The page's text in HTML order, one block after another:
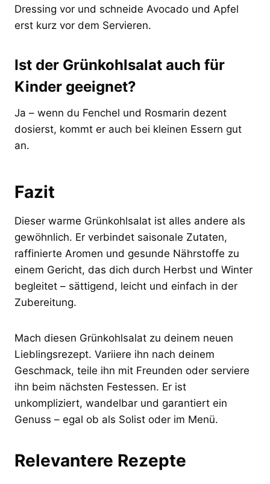
Dressing vor und schneide Avocado und Apfel
erst kurz vor dem Servieren.
Ist der Grünkohlsalat auch für
Kinder geeignet?
Ja – wenn du Fenchel und Rosmarin dezent
dosierst, kommt er auch bei kleinen Essern gut
an.
Fazit
Dieser warme Grünkohlsalat ist alles andere als
gewöhnlich. Er verbindet saisonale Zutaten,
raffinierte Aromen und gesunde Nährstoffe zu
einem Gericht, das dich durch Herbst und Winter
begleitet – sättigend, leicht und einfach in der
Zubereitung.
Mach diesen Grünkohlsalat zu deinem neuen
Lieblingsrezept. Variiere ihn nach deinem
Geschmack, teile ihn mit Freunden oder serviere
ihn beim nächsten Festessen. Er ist
unkompliziert, wandelbar und garantiert ein
Genuss – egal ob als Solist oder im Menü.
Relevantere Rezepte